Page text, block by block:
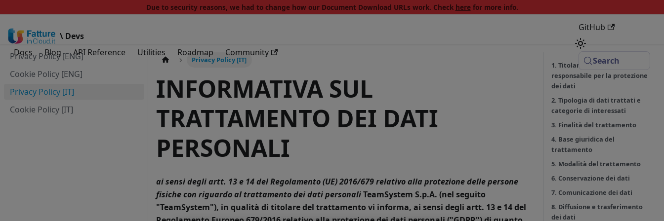
Due to security reasons, we had to change how our Document Download URLs work. Check herefor more info.
\ Devs
Docs
Blog API Reference Utilities Roadmap Community
GitHub
Search
Privacy Policy [ENG]
Cookie Policy [ENG]
Privacy Policy [IT]
Cookie Policy [IT]
Privacy Policy [IT]
INFORMATIVA SUL
TRATTAMENTO DEI DATI
PERSONALI
ai sensi degli artt. 13 e 14 del Regolamento (UE) 2016/679 relativo alla protezione delle persone
fisiche con riguardo al trattamento dei dati personaliTeamSystem S.p.A. (nel seguito
"TeamSystem"), in qualità di titolare del trattamento vi informa, ai sensi degli artt. 13 e 14 del
1. Titolare del trattamento e
responsabile per la protezione
dei dati
2. Tipologia di dati trattati e
categorie di interessati
3. Finalità del trattamento
4. Base giuridica del
trattamento
5. Modalità del trattamento
6. Conservazione dei dati
7. Comunicazione dei dati
8. Diffusione e trasferimento
dei dati